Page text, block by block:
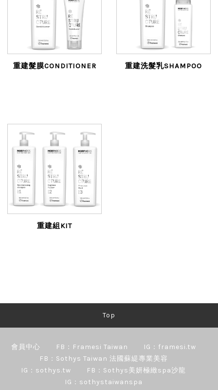
重建髮膜CONDITIONER 重建洗髮乳SHAMPOO
重建組KIT
Top
會員中心 FB：Framesi Taiwan
IG：framesi.tw
FB：Sothys Taiwan 法國蘇緹專業美容
IG：sothys.tw
FB：Sothys美妍極緻spa沙龍
IG：sothystaiwanspa